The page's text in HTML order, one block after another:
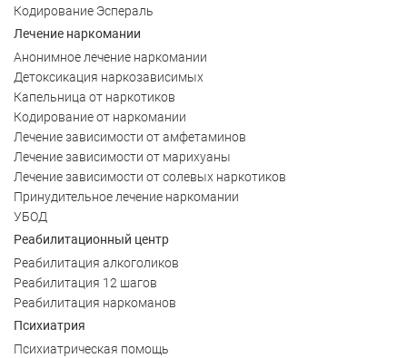
Кодирование Эспераль
Лечение наркомании
Анонимное лечение наркомании
Детоксикация наркозависимых
Капельница от наркотиков
Кодирование от наркомании
Лечение зависимости от амфетаминов
Лечение зависимости от марихуаны
Лечение зависимости от солевых наркотиков
Принудительное лечение наркомании
УБОД
Реабилитационный центр
Реабилитация алкоголиков
Реабилитация 12 шагов
Реабилитация наркоманов
Психиатрия
Психиатрическая помощь